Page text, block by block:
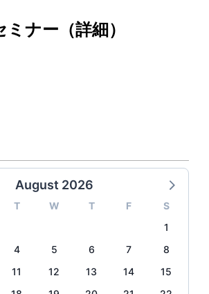
ナー（詳細）
August 2026
T W T F
S
1
4 5 6 7
8
11 12 13 14
15